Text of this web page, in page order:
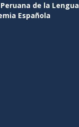
de la Lengua
Española